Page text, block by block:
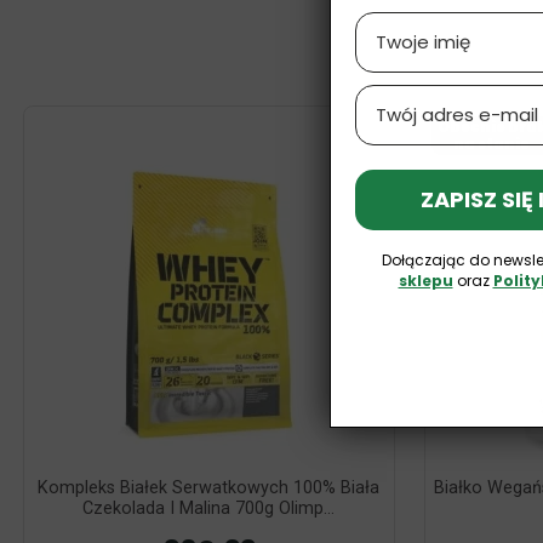
Kompleks Białek Serwatkowych 100% Biała
Czekolada I Malina 700g Olimp...
Białko
Obecnie brak
na stanie
Name
Email
ZAPISZ SIĘ
Dołączając do
sklepu oraz